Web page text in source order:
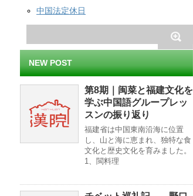
中国法定休日
NEW POST
第8期｜闽菜と福建文化を
学ぶ中国語グループレッ
スンの振り返り
福建省は中国東南沿海に位置
し、山と海に恵まれ、独特な食
文化と歴史文化を育みました。
1、閩料理